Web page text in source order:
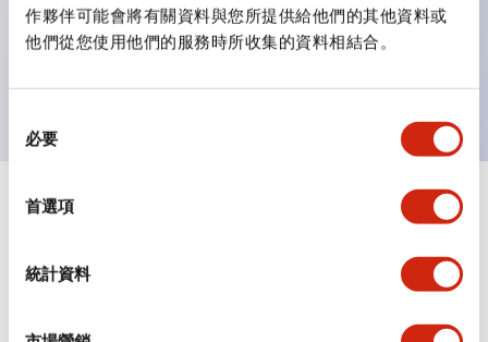
作夥伴可能會將有關資料與您所提供給他們的其他資料或
他們從您使用他們的服務時所收集的資料相結合。
必要
首選項
統計資料
簡單配線，提高作業效率
電線不易脫落，振動時也安心
規格 顯示全部+
環境規範